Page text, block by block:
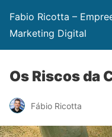
Fabio Ricotta –
Marketing Digital
Os Riscos da
Fábio Ricotta